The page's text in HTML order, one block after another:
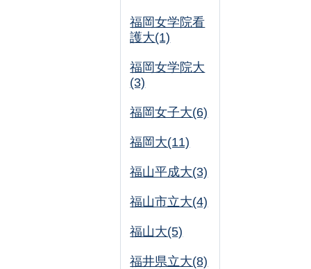
福岡女学院看
護大(1)
福岡女学院大
(3)
福岡女子大(6)
福岡大(11)
福山平成大(3)
福山市立大(4)
福山大(5)
福井県立大(8)